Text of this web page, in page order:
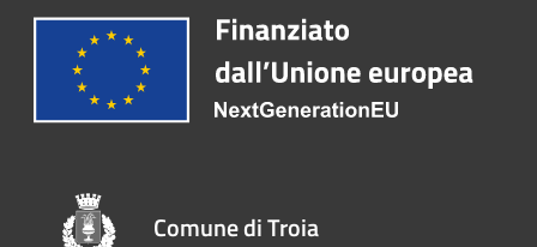
Comune di Troia